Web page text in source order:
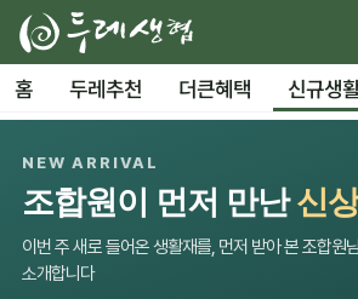
홈 두레추천 더큰혜택 신규생
NEW ARRIVAL
조합원이 먼저 만난신상
이번 주 새로 들어온 생활재를, 먼저 받아 본 조합원
소개합니다